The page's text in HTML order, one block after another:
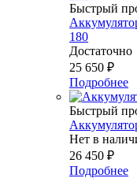
Быстрый
180
Достаточно
25 650 ₽
Подробнее
Быстрый
Нет в
26 450 ₽
Подробнее